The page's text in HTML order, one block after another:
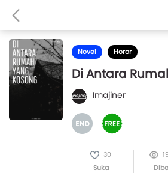
Novel Horor
Di Antara
Imajiner
30
Suka